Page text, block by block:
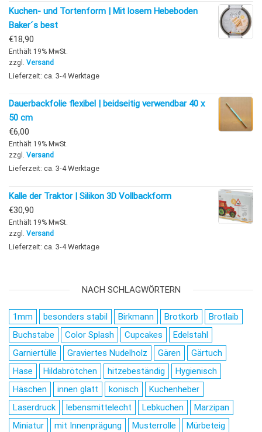
Kuchen- und Tortenform | Mit losem Hebeboden
Baker´s best
€18,90
Enthält 19% MwSt.
zzgl. Versand
Lieferzeit: ca. 3-4 Werktage
Dauerbackfolie flexibel | beidseitig verwendbar 40 x
50 cm
€6,00
Enthält 19% MwSt.
zzgl. Versand
Lieferzeit: ca. 3-4 Werktage
Kalle der Traktor | Silikon 3D Vollbackform
€30,90
Enthält 19% MwSt.
zzgl. Versand
Lieferzeit: ca. 3-4 Werktage
NACH SCHLAGWÖRTERN
1mm besonders stabil Birkmann Brotkorb
Brotlaib
Buchstabe
Color Splash Cupcakes
Edelstahl
Garniertülle
Graviertes Nudelholz Gären
Gärtuch
Hase
Hildabrötchen hitzebeständig
Hygienisch
Häschen
innen glatt konisch
Kuchenheber
Laserdruck
lebensmittelecht Lebkuchen
Marzipan
Miniatur
mit Innenprägung Musterrolle
Mürbeteig